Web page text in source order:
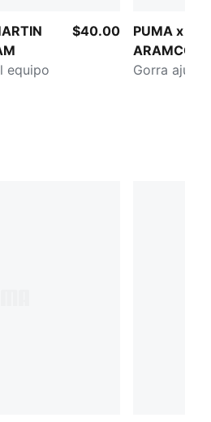
equipo
$40.00
PUMA x
ARAMCO
Gorra